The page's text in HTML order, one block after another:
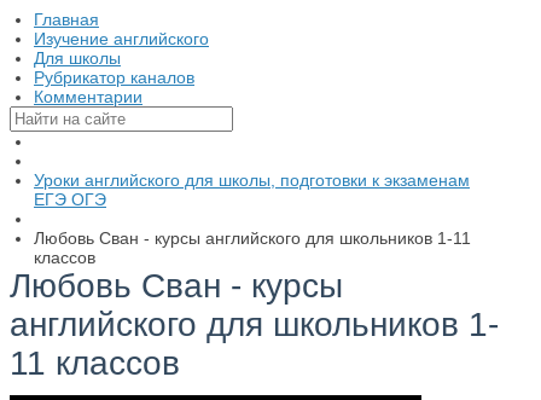
Главная
Изучение английского
Для школы
Рубрикатор каналов
Комментарии
Уроки английского для школы, подготовки к экзаменам
ЕГЭ ОГЭ
Любовь Сван - курсы английского для школьников 1-11
классов
Любовь Сван - курсы
английского для школьников 1-
11 классов